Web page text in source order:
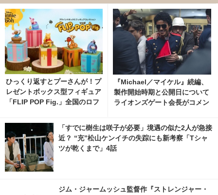
ひっくり返すとプーさんが！プ
レゼントボックス型フィギュア
「FLIP POP Fig.」全国のロフ
『Michael／マイケル』続編、
製作開始時期と公開日について
ライオンズゲート会長がコメン
acafe.net
「すでに樹生は咲子が必要」境遇の似た2人が急接
近？ “充”松山ケンイチの失踪にも新考察「Tシャ
ツが乾くまで」4話
ジム・ジャームッシュ監督作『ストレンジャー・